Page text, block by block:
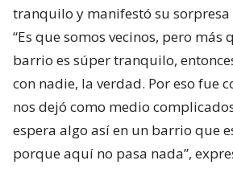
tranquilo y manifestó su
“Es que somos vecinos, pero más
barrio es súper tranquilo,
con nadie, la verdad. Por eso fue
nos dejó como medio
espera algo así en un barrio que
porque aquí no pasa nada”,